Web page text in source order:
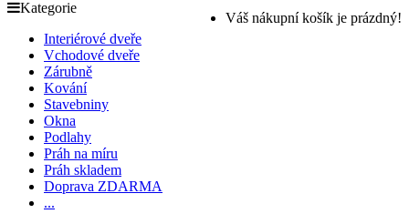
Váš nákupní košík je prázdný!
Kategorie
Interiérové dveře
Vchodové dveře
Zárubně
Kování
Stavebniny
Okna
Podlahy
Práh na míru
Práh skladem
Doprava ZDARMA
...